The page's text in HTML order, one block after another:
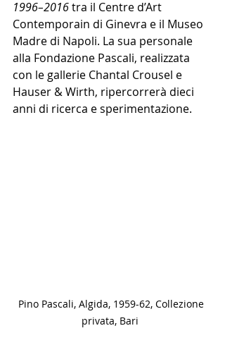
1996–2016 tra il Centre d’Art
Contemporain di Ginevra e il Museo
Madre di Napoli. La sua personale
alla Fondazione Pascali, realizzata
con le gallerie Chantal Crousel e
Hauser & Wirth, ripercorrerà dieci
anni di ricerca e sperimentazione.
Pino Pascali, Algida, 1959-62, Collezione
privata, Bari